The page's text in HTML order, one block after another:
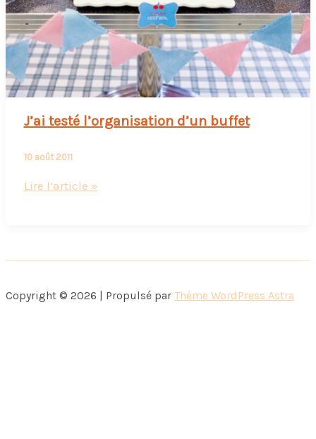
J’ai testé l’organisation d’un buffet
10 août 2011
J’ai
buffet
Lire l’article »
Copyright © 2026 | Propulsé par Thème WordPress Astra